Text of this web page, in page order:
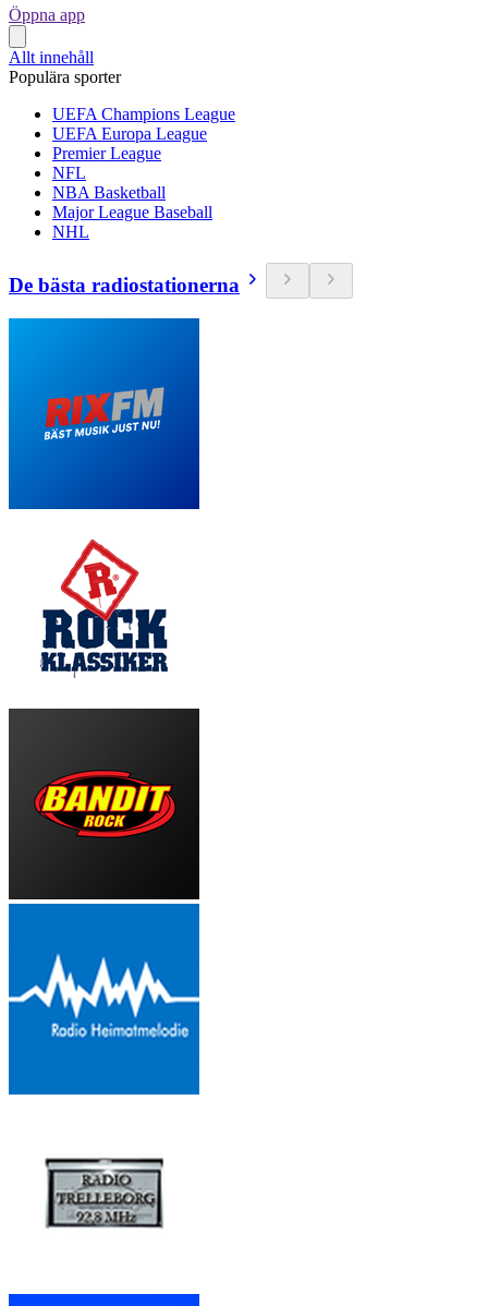
Öppna app
Allt innehåll
Populära sporter
UEFA Champions League
UEFA Europa League
Premier League
NFL
NBA Basketball
Major League Baseball
NHL
De bästa radiostationerna